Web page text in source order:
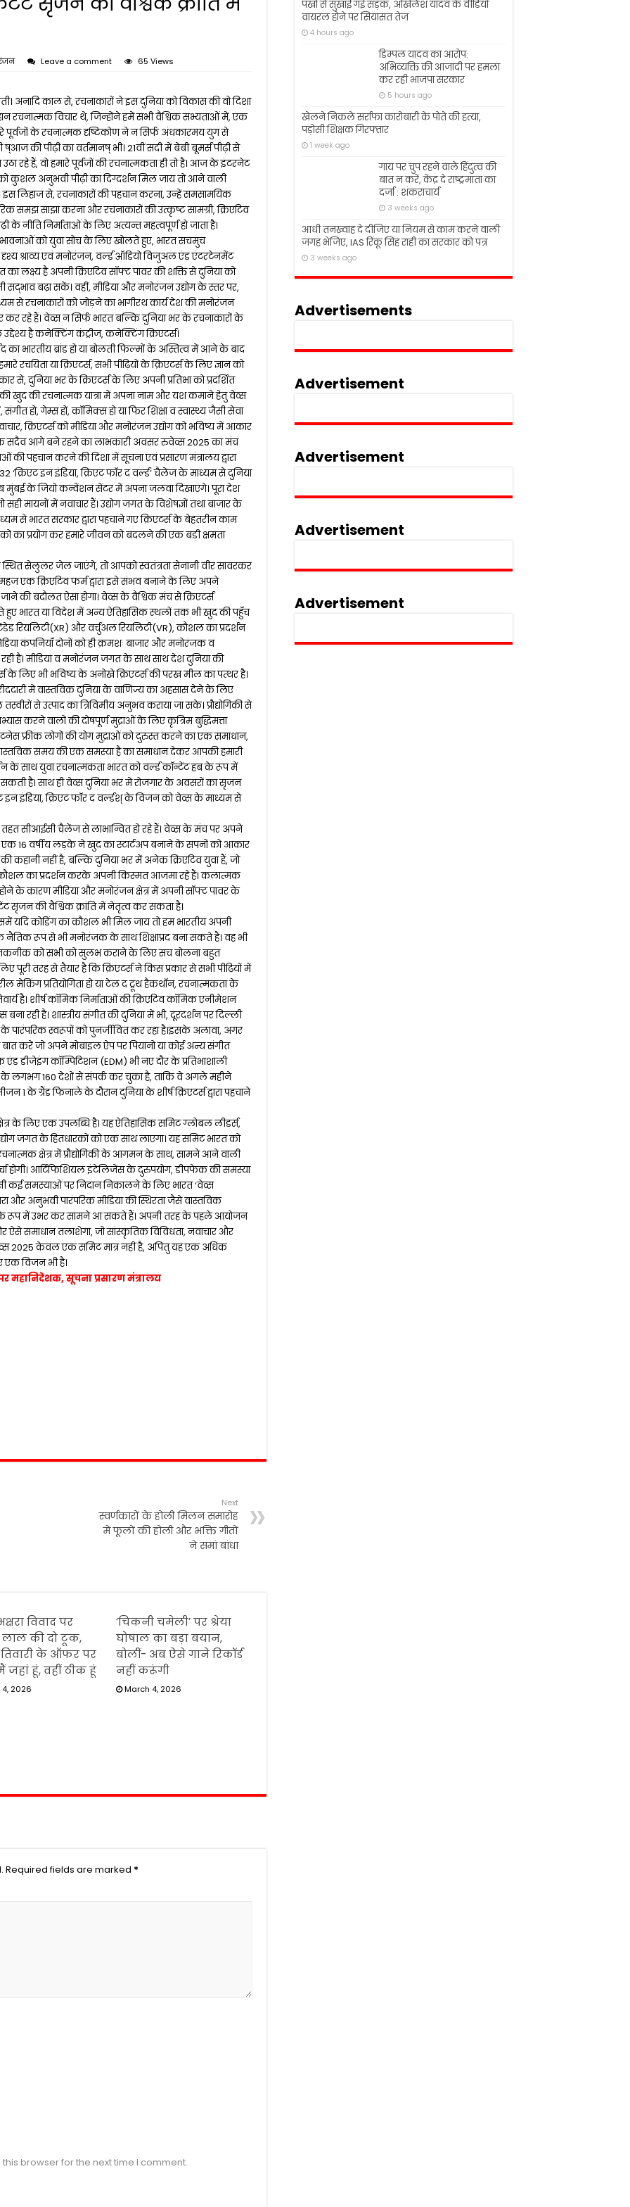
सुविधाओं की सौगात, सीएम योगी ने किया लोकार्पण
बढ़ेगा ब्रिक्स, लखनऊ में होगी सांख्यिकी प्रमुखों की बैठक
फॉर विकसित भारत’ अभियान का शुभारंभ
संचालन के लिए सभी दलों का सहयोग जरूरी : सतीश महाना
5 किमी दायरे में हाई अलर्ट, विधानभवन के आसपास कड़े सुरक्षा इंतजाम
Leave a comment 65 Views
अनादि काल से, रचनाकारों ने इस दुनिया को विकास की वो दिशा
रचनात्मक विचार थे, जिन्होंने हमें सभी वैश्विक सभ्यताओं में, एक
के रचनात्मक दृष्टिकोण ने न सिर्फ अंधकारमय युग से
की पीढ़ी का वर्तमानष् भी। 21वीं सदी में बेबी बूमर्स पीढ़ी से
रहे हैं, वो हमारे पूर्वजों की रचनात्मकता ही तो है। आज के इंटरनेट
अनुभवी पीढ़ी का दिग्दर्शन मिल जाय तो आने वाली
लिहाज से, रचनाकारों की पहचान करना, उन्हें समसामयिक
समझ साझा करना और रचनाकारों की उत्कृष्ट सामग्री, क्रिएटिव
के नीति निर्माताओं के लिए अत्यन्त महत्वपूर्ण हो जाता है।
को युवा सोच के लिए खोलते हुए, भारत सचमुच
दृश्य श्राव्य एवं मनोरंजन, वर्ल्ड ऑडियो विजुअल एंड एंटरटेनमेंट
लक्ष्य है अपनी क्रिएटिव सॉफ्ट पावर की शक्ति से दुनिया को
बढ़ा सकें। वहीं, मीडिया और मनोरंजन उद्योग के स्तर पर,
से रचनाकारों को जोड़ने का भागीरथ कार्य देश की मनोरंजन
रहे हैं। वेव्स न सिर्फ भारत बल्कि दुनिया भर के रचनाकारों के
है कनेक्टिंग कंट्रीज, कनेक्टिंग क्रिएटर्स।
का भारतीय ब्रांड हो या बोलती फिल्मों के अस्तित्व में आने के बाद
रचयिता या क्रिएटर्स, सभी पीढ़ियों के क्रिएटर्स के लिए ज्ञान को
से, दुनिया भर के क्रिएटर्स के लिए अपनी प्रतिभा को प्रदर्शित
खुद की रचनात्मक यात्रा में अपना नाम और यश कमाने हेतु वेव्स
हो, गेम्स हों, कॉमिक्स हो या फिर शिक्षा व स्वास्थ्य जैसी सेवा
क्रिएटर्स को मीडिया और मनोरंजन उद्योग को भविष्य में आकार
सदैव आगे बने रहने का लाभकारी अवसर रुवेव्स 2025 का मंच
की पहचान करने की दिशा में सूचना एवं प्रसारण मंत्रालय द्वारा
‘क्रिएट इन इंडिया, क्रिएट फॉर द वर्ल्ड’ चैलेंज के माध्यम से दुनिया
मुंबई के जियो कन्वेंशन सेंटर में अपना जलवा दिखाएंगे। पूरा देश
मायनों में नवाचार हैं। उद्योग जगत के विशेषज्ञों तथा बाजार के
से भारत सरकार द्वारा पहचाने गए क्रिएटर्स के बेहतरीन काम
का प्रयोग कर हमारे जीवन को बदलने की एक बड़ी क्षमता
सेलुलर जेल जाएंगे, तो आपको स्वतंत्रता सेनानी वीर सावरकर
एक क्रिएटिव फर्म द्वारा इसे संभव बनाने के लिए अपने
की बदौलत ऐसा होगा। वेव्स के वैश्विक मंच से क्रिएटर्स
भारत या विदेश में अन्य ऐतिहासिक स्थलों तक भी खुद की पहुँच
रियलिटी(XR) और वर्चुअल रियलिटी(VR), कौशल का प्रदर्शन
कंपनियाँ दोनों को ही क्रमशः बाजार और मनोरंजक व
है। मीडिया व मनोरंजन जगत के साथ साथ देश दुनिया की
के लिए भी भविष्य के अनोखे क्रिएटर्स की परख मील का पत्थर है।
में वास्तविक दुनिया के वाणिज्य का अहसास देने के लिए
से उत्पाद का त्रिविमीय अनुभव कराया जा सके। प्रौद्योगिकी से
करने वालों की दोषपूर्ण मुद्राओं के लिए कृत्रिम बुद्धिमत्ता
फ्रीक लोगों की योग मुद्राओं को दुरुस्त करने का एक समाधान,
वास्तविक समय की एक समस्या है का समाधान देकर आपकी हमारी
के साथ युवा रचनात्मकता भारत को वर्ल्ड कॉन्टेंट हब के रूप में
सकती है। साथ ही वेव्स दुनिया भर में रोजगार के अवसरों का सृजन
इन इंडिया, क्रिएट फॉर द वर्ल्डश् के विजन को वेव्स के माध्यम से
सीआईसी चैलेंज से लाभान्वित हो रहे हैं। वेव्स के मंच पर अपने
16 वर्षीय लड़के ने खुद का स्टार्टअप बनाने के सपनों को आकार
कहानी नहीं है, बल्कि दुनिया भर में अनेक क्रिएटिव युवा हैं, जो
का प्रदर्शन करके अपनी किस्मत आजमा रहे हैं। कलात्मक
के कारण मीडिया और मनोरंजन क्षेत्र में अपनी सॉफ्ट पावर के
की वैश्विक क्रांति में नेतृत्व कर सकता है।
यदि कोडिंग का कौशल भी मिल जाय तो हम भारतीय अपनी
रूप से भी मनोरंजक के साथ शिक्षाप्रद बना सकते हैं। वह भी
को सभी को सुलभ कराने के लिए सच बोलना बहुत
पूरी तरह से तैयार है कि क्रिएटर्स ने किस प्रकार से सभी पीढ़ियों में
मेकिंग प्रतियोगिता हो या टेल द ट्रूथ हैकथॉन, रचनात्मकता के
है। शीर्ष कॉमिक निर्माताओं की क्रिएटिव कॉमिक एनीमेशन
रही है। शास्त्रीय संगीत की दुनिया में भी, दूरदर्शन पर दिल्ली
पारंपरिक स्वरूपों को पुनर्जीवित कर रहा है।इसके अलावा, अगर
करें जो अपने मोबाइल ऐप पर पियानो या कोई अन्य संगीत
एंड डीजेइंग कॉम्पिटिशन (EDM) भी नए दौर के प्रतिभाशाली
के लगभग 160 देशों से संपर्क कर चुका है, ताकि वे अगले महीने
के ग्रैंड फिनाले के दौरान दुनिया के शीर्ष क्रिएटर्स द्वारा पहचाने
के लिए एक उपलब्धि है। यह ऐतिहासिक समिट ग्लोबल लीडर्स,
जगत के हितधारकों को एक साथ लाएगा। यह समिट भारत को
क्षेत्र में प्रौद्योगिकी के आगमन के साथ, सामने आने वाली
होगी। आर्टिफिशियल इंटेलिजेंस के दुरुपयोग, डीपफेक की समस्या
कई समस्याओं पर निदान निकालने के लिए भारत ‘वेव्स
अनुभवी पारंपरिक मीडिया की स्थिरता जैसे वास्तविक
के रूप में उभर कर सामने आ सकते हैं। अपनी तरह के पहले आयोजन
ऐसे समाधान तलाशेगा, जो सांस्कृतिक विविधता, नवाचार और
2025 केवल एक समिट मात्र नहीं है, अपितु यह एक अधिक
एक विजन भी है।
महानिदेशक, सूचना प्रसारण मंत्रालय
Next
स्वर्णकारों के होली मिलन समारोह
में फूलों की होली और भक्ति गीतों
ने समां बांधा
विवाद पर
लाल की दो टूक,
के ऑफर पर
जहां हूं, वहीं ठीक हूं
2026
‘चिकनी चमेली’ पर श्रेया
घोषाल का बड़ा बयान,
बोलीं- अब ऐसे गाने रिकॉर्ड
नहीं करूंगी
March 4, 2026
Required fields are marked *
browser for the next time I comment.
पंखों से सुखाई गई सड़क, अखिलेश यादव के वीडियो
वायरल होने पर सियासत तेज
4 hours ago
डिम्पल यादव का आरोप:
अभिव्यक्ति की आजादी पर हमला
कर रही भाजपा सरकार
5 hours ago
खेलने निकले सर्राफा कारोबारी के पोते की हत्या,
पड़ोसी शिक्षक गिरफ्तार
1 week ago
गाय पर चुप रहने वाले हिंदुत्व की
बात न करें, केंद्र दे राष्ट्रमाता का
दर्जा : शंकराचार्य
3 weeks ago
आधी तनख्वाह दे दीजिए या नियम से काम करने वाली
जगह भेजिए, IAS रिंकू सिंह राही का सरकार को पत्र
3 weeks ago
Advertisements
Advertisement
Advertisement
Advertisement
Advertisement